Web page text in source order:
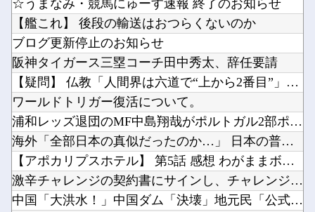
【田舎のミステリー】 タヌキが人間に化ける説、これ多分マジ
Powered by livedoor 相互RSS
【朗報】『FE万紫千紅』、ついにキャラ成長率がゲーム内で見れるようになる他
メディア「Switch2、499ドルでも安い800ドル超えるかも。PS5は直近での値上げ可...
日本の防衛白書「韓国は重要な隣国」だと3年連続で位置づけ…韓国メディア！他
スーパーカブってもう完全にビジネスバイクとしての役目を終えてしまったよな他
まだ墓石があるだけマシと見るべきか。今はもう合葬墓ばかり他
「ドカ食いダイスキ！もちづきさん」TVアニメ化他
Powered by livedoor 相互RSS
☆うまなみ・競馬にゅーす速報 終了のお知らせ
【艦これ】 後段の輸送はおつらくないのか
ブログ更新停止のお知らせ
阪神タイガース三塁コーチ田中秀太、辞任要請
【疑問】 仏教「人間界は六道で“上から2番目”」←いや本当か...
ワールドトリガー復活について。
浦和レッズ退団のMF中島翔哉がポルトガル2部ポルティモネンセ...
海外「全部日本の真似だったのか…」 日本の普通のテレビ番組が...
【アポカリプスホテル】 第5話 感想 わがままボディを手に入...
激辛チャレンジの契約書にサインし、チャレンジしたらとんでもな...
中国「大洪水！」中国ダム「決壊」地元民「公式発表より死者多い...